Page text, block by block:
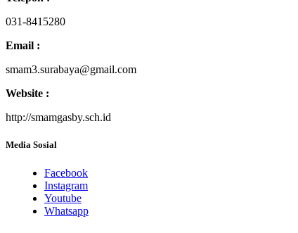
031-8415280
Email :
smam3.surabaya@gmail.com
Website :
http://smamgasby.sch.id
Media Sosial
Facebook
Instagram
Youtube
Whatsapp